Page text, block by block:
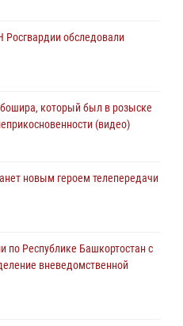
(видео)
обследовали
который был в розыске
(видео)
новым героем телепередачи
по Республике Башкортостан с
вневедомственной